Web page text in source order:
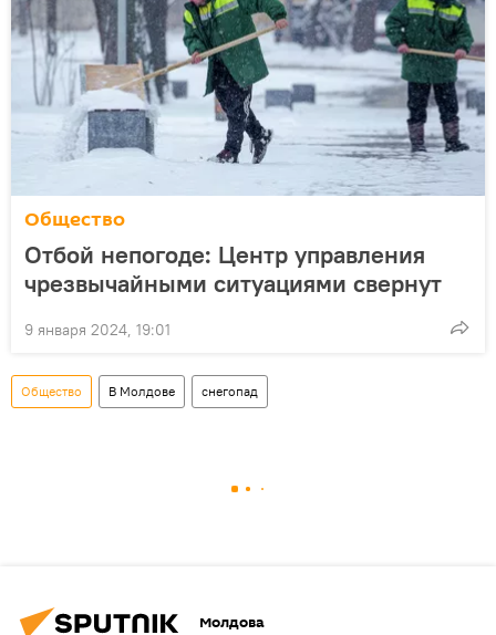
Общество
Отбой непогоде: Центр управления
чрезвычайными ситуациями свернут
9 января 2024, 19:01
Общество В Молдове снегопад
Молдова